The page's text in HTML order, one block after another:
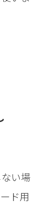
い場
ド用